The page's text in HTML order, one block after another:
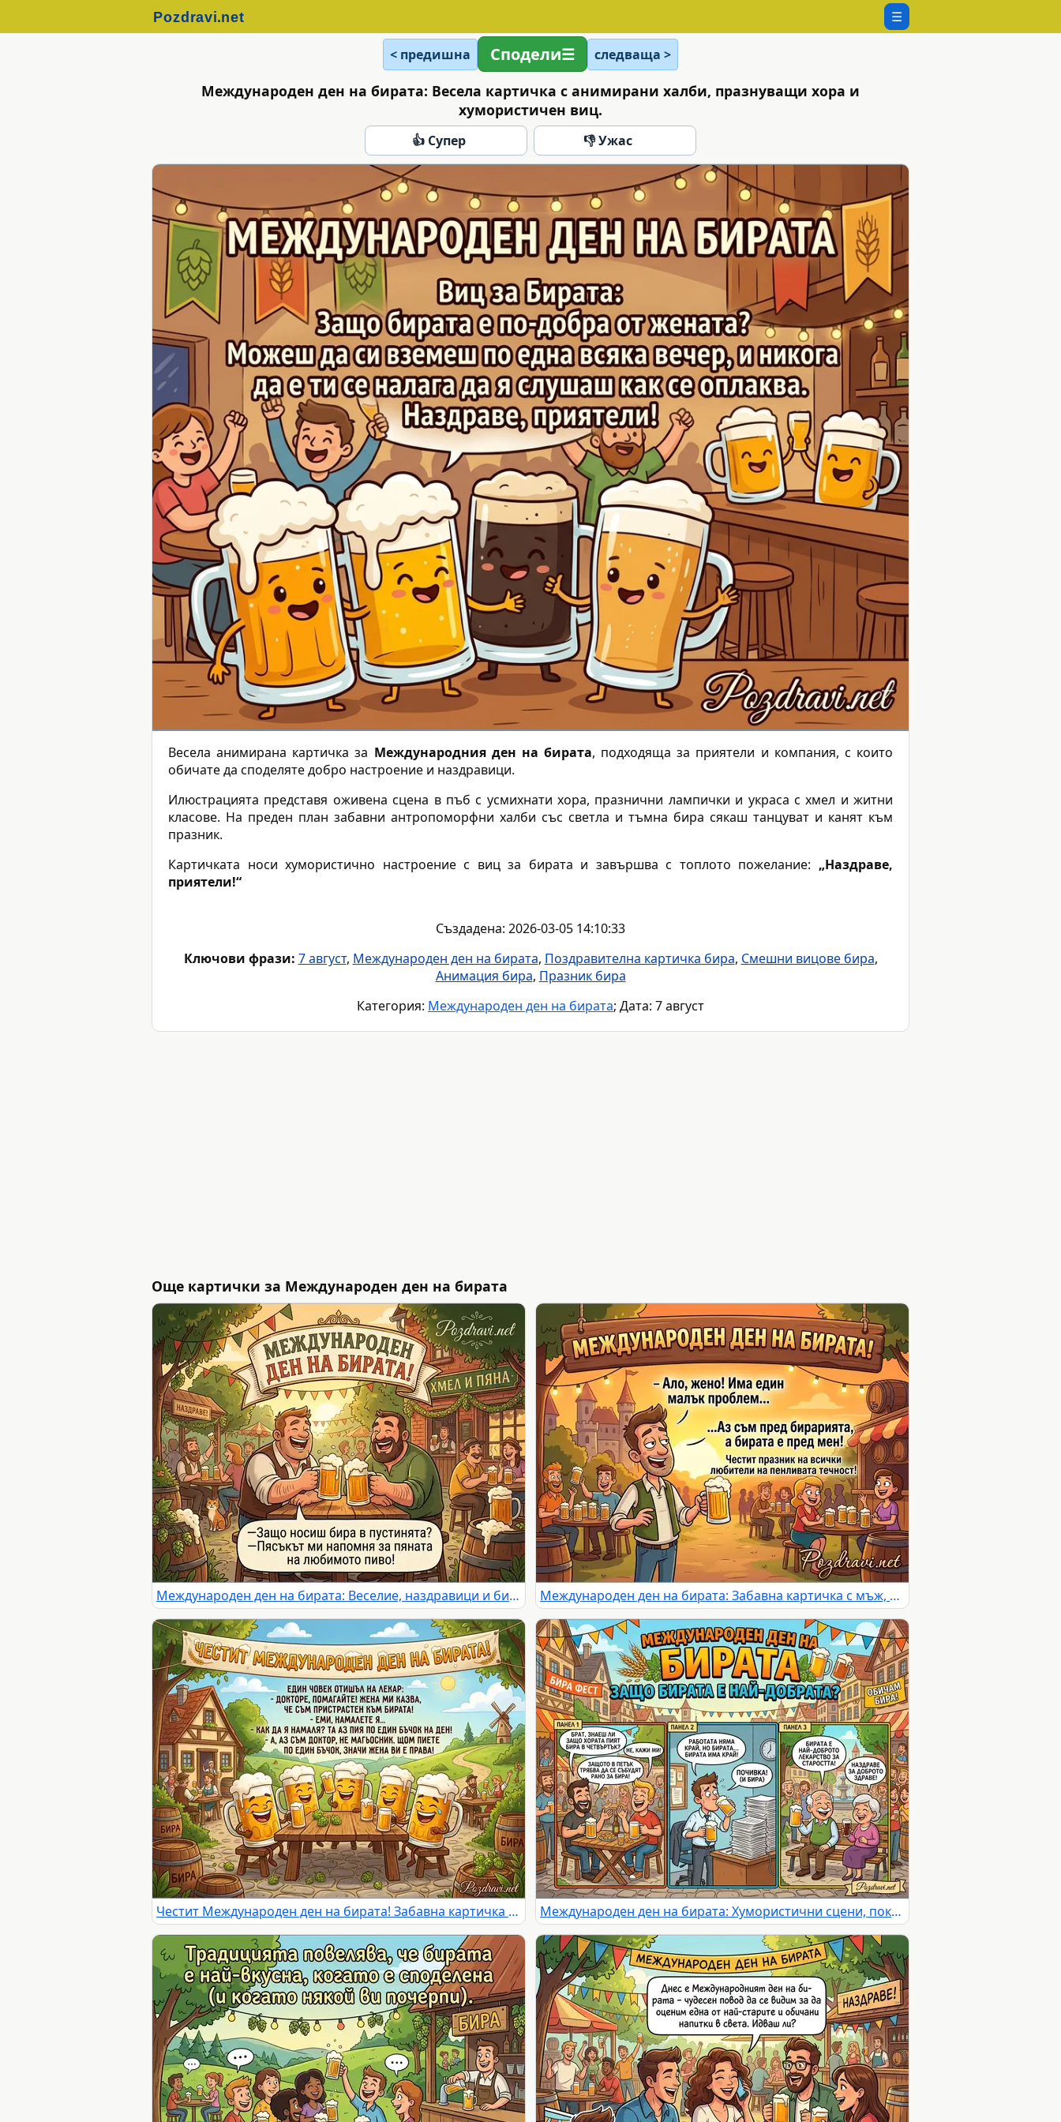
☰
< предишна Сподели следваща >
Международен ден на бирата: Весела картичка с анимирани халби, празнуващи хора и
хумористичен виц.
👍 Супер 👎 Ужас
Весела анимирана картичка за Международния ден на бирата, подходяща за приятели и компания, с които
обичате да споделяте добро настроение и наздравици.
Илюстрацията представя оживена сцена в пъб с усмихнати хора, празнични лампички и украса с хмел и житни
класове. На преден план забавни антропоморфни халби със светла и тъмна бира сякаш танцуват и канят към
празник.
Картичката носи хумористично настроение с виц за бирата и завършва с топлото пожелание: „Наздраве,
приятели!“
Създадена: 2026-03-05 14:10:33
Ключови фрази: 7 август, Международен ден на бирата, Поздравителна картичка бира, Смешни вицове бира,
Анимация бира, Празник бира
Категория: Международен ден на бирата; Дата: 7 август
Още картички за Международен ден на бирата
Международен ден на бирата: Веселие, наздравици и бирен хумор в оживена бирена градина. Международен ден на бирата: Забавна картичка с мъж, който се шегува, че е пред бирата.
Честит Международен ден на бирата! Забавна картичка с бирени чаши и виц. Международен ден на бирата: Хумористични сцени, показващи защо бирата е любима на всички поколения.